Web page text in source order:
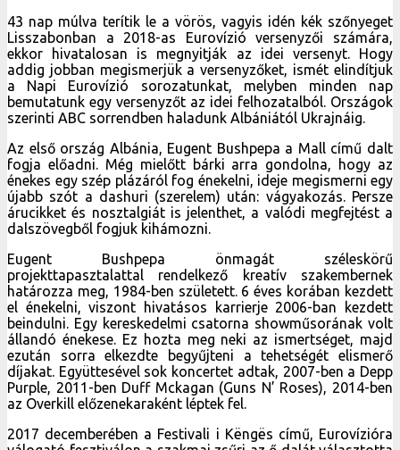
43 nap múlva terítik le a vörös, vagyis idén kék szőnyeget
Lisszabonban a 2018-as Eurovízió versenyzői számára,
ekkor hivatalosan is megnyitják az idei versenyt. Hogy
addig jobban megismerjük a versenyzőket, ismét elindítjuk
a Napi Eurovízió sorozatunkat, melyben minden nap
bemutatunk egy versenyzőt az idei felhozatalból. Országok
szerinti ABC sorrendben haladunk Albániától Ukrajnáig.
Az első ország Albánia, Eugent Bushpepa a Mall című dalt
fogja előadni. Még mielőtt bárki arra gondolna, hogy az
énekes egy szép plázáról fog énekelni, ideje megismerni egy
újabb szót a dashuri (szerelem) után: vágyakozás. Persze
árucikket és nosztalgiát is jelenthet, a valódi megfejtést a
dalszövegből fogjuk kihámozni.
Eugent Bushpepa önmagát széleskörű
projekttapasztalattal rendelkező kreatív szakembernek
határozza meg, 1984-ben született. 6 éves korában kezdett
el énekelni, viszont hivatásos karrierje 2006-ban kezdett
beindulni. Egy kereskedelmi csatorna showműsorának volt
állandó énekese. Ez hozta meg neki az ismertséget, majd
ezután sorra elkezdte begyűjteni a tehetségét elismerő
díjakat. Együttesével sok koncertet adtak, 2007-ben a Depp
Purple, 2011-ben Duff Mckagan (Guns N’ Roses), 2014-ben
az Overkill előzenekaraként léptek fel.
2017 decemberében a Festivali i Këngës című, Eurovízióra